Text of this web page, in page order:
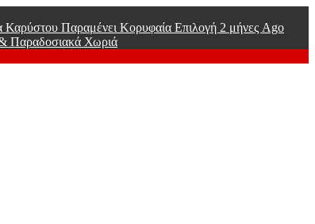
Παραμένει Κορυφαία Επιλογή 2 μήνες Ago
Παραδοσιακά Χωριά